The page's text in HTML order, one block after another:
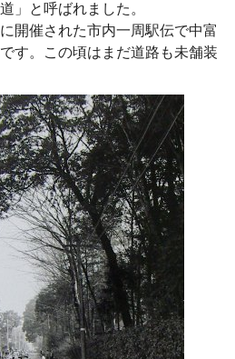
」と呼ばれました。
開催された市内一周駅伝で中富
す。この頃はまだ道路も未舗装